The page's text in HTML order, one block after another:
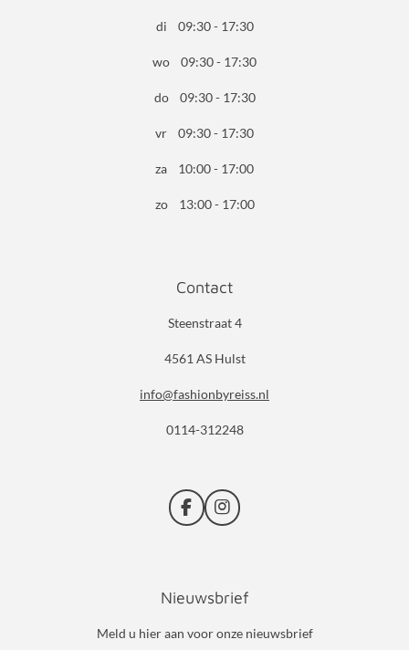
di 09:30 - 17:30
wo 09:30 - 17:30
do 09:30 - 17:30
vr 09:30 - 17:30
za 10:00 - 17:00
zo 13:00 - 17:00
Contact
Steenstraat 4
4561 AS Hulst
info@fashionbyreiss.nl
0114-312248
F
a
o
k
I
n
g
a
Nieuwsbrief
Meld u hier aan voor onze nieuwsbrief